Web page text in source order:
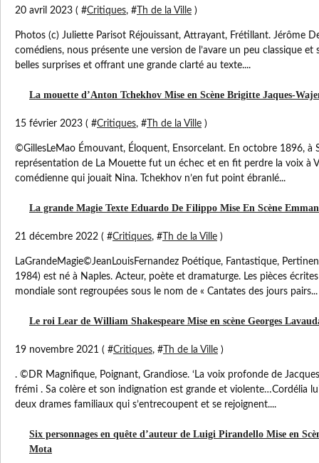
20 avril 2023 ( #Critiques, # Th de la Ville )
Photos (c) Juliette Parisot Réjouissant, Attrayant, Frétillant. Jérôme
comédiens, nous présente une version de l’avare un peu classique et
belles surprises et offrant une grande clarté au texte....
La mouette d’Anton Tchekhov Mise en Scène Brigitte Jaques-
15 février 2023 ( #Critiques, # Th de la Ville )
©GillesLeMao Émouvant, Éloquent, Ensorcelant. En octobre 1896, à
représentation de La Mouette fut un échec et en fit perdre la voix à
comédienne qui jouait Nina. Tchekhov n’en fut point ébranlé...
La grande Magie Texte Eduardo De Filippo Mise En Scène
21 décembre 2022 ( #Critiques, # Th de la Ville )
LaGrandeMagie©JeanLouisFernandez Poétique, Fantastique,
1984) est né à Naples. Acteur, poète et dramaturge. Les pièces
mondiale sont regroupées sous le nom de « Cantates des jours pairs...
Le roi Lear de William Shakespeare Mise en scène Georges
19 novembre 2021 ( #Critiques, # Th de la Ville )
. ©DR Magnifique, Poignant, Grandiose. ‘La voix profonde de
frémi . Sa colère et son indignation est grande et violente…Cordélia
deux drames familiaux qui s’entrecoupent et se rejoignent....
Six personnages en quête d’auteur de Luigi Pirandello Mise en
Mota